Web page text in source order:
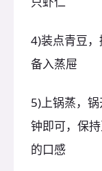
4)装点青豆
备入蒸屉
5)上锅蒸，
钟即可，保
的口感